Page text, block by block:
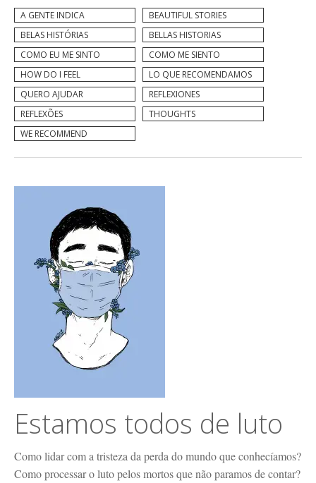
A GENTE INDICA
BEAUTIFUL STORIES
BELAS HISTÓRIAS
BELLAS HISTORIAS
COMO EU ME SINTO
COMO ME SIENTO
HOW DO I FEEL
LO QUE RECOMENDAMOS
QUERO AJUDAR
REFLEXIONES
REFLEXÕES
THOUGHTS
WE RECOMMEND
Estamos todos de luto
Como lidar com a tristeza da perda do mundo que conhecíamos?
Como processar o luto pelos mortos que não paramos de contar?